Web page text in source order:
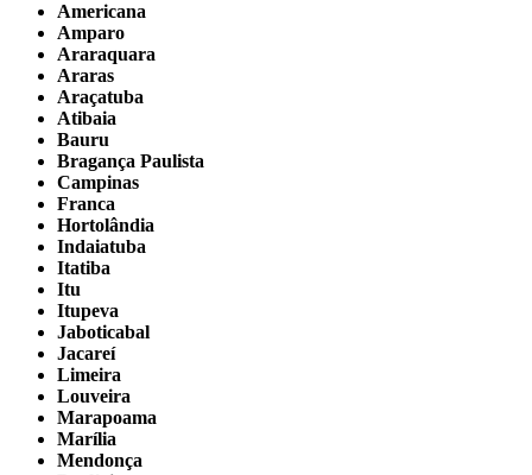
Americana
Amparo
Araraquara
Araras
Araçatuba
Atibaia
Bauru
Bragança Paulista
Campinas
Franca
Hortolândia
Indaiatuba
Itatiba
Itu
Itupeva
Jaboticabal
Jacareí
Limeira
Louveira
Marapoama
Marília
Mendonça